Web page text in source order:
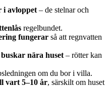
i avloppet – de stelnar och
regelbundet.
fungerar så att regnvatten
nära huset – rötter kan
om du bor i villa.
vart 5–10 år, särskilt om huset